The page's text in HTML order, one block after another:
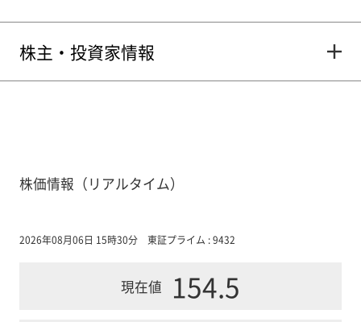
株主・投資家情報
株価情報（リアルタイム）
2026年08月06日 15時30分 東証プライム : 9432
現在値 154.5